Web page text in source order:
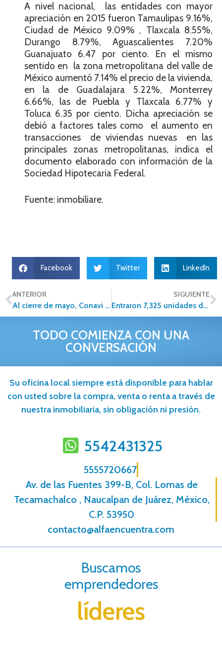
A nivel nacional, las entidades con mayor
apreciación en 2015 fueron Tamaulipas 9.16%,
Ciudad de México 9.09% , Tlaxcala 8.55%,
Durango 8.79%, Aguascalientes 7.20%
Guanajuato 6.47 por ciento. En el mismo
sentido en la zona metropolitana del valle de
México aumentó 7.14% el precio de la vivienda,
en la de Guadalajara 5.22%, Monterrey
6.66%, las de Puebla y Tlaxcala 6.77% y
Toluca 6.35 por ciento. Dicha apreciación se
debió a factores tales como el aumento en
transacciones de viviendas nuevas en las
principales zonas metropolitanas, indica el
documento elaborado con información de la
Sociedad Hipotecaria Federal.
Fuente: inmobiliare.
Facebook Twitter LinkedIn
ANTERIOR
Al cierre de mayo, Conavi dispersó 1.9 mmdp en subsidios
SIGUIENTE
Entraron 7,325 unidades de vivienda nueva al mercado durante el 1T2017
TODO COMIENZA CON UNA
CONVERSACIÓN
Su oficina local siempre está disponible para hablar
con usted sobre la compra, venta o renta a través de
nuestra inmobiliaria, sin obligación ni presión.
5542431325
5555720667
Av. de las Fuentes 399-B, Col. Lomas de
Tecamachalco , Naucalpan de Juárez, México,
C.P. 53950
contacto@alfaencuentra.com
Buscamos
emprendedores
líderes